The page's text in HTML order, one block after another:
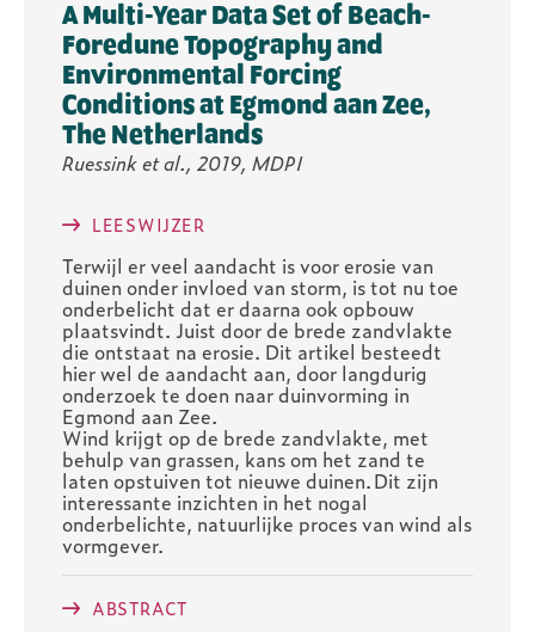
A Multi-Year Data Set of Beach-
Foredune Topography and
Environmental Forcing
Conditions at Egmond aan Zee,
The Netherlands
Ruessink et al., 2019, MDPI
LEESWIJZER
Terwijl er veel aandacht is voor erosie van
duinen onder invloed van storm, is tot nu toe
onderbelicht dat er daarna ook opbouw
plaatsvindt. Juist door de brede zandvlakte
die ontstaat na erosie. Dit artikel besteedt
hier wel de aandacht aan, door langdurig
onderzoek te doen naar duinvorming in
Egmond aan Zee.
Wind krijgt op de brede zandvlakte, met
behulp van grassen, kans om het zand te
laten opstuiven tot nieuwe duinen. Dit zijn
interessante inzichten in het nogal
onderbelichte, natuurlijke proces van wind als
vormgever.
ABSTRACT